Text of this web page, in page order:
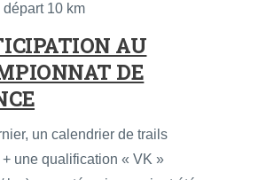
départ 10 km
AU
DE
un calendrier de trails
une qualification « VK »